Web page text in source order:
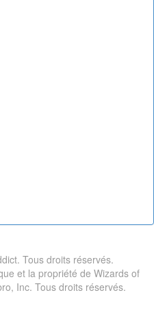
Tous droits réservés.
et la propriété de Wizards of
Inc. Tous droits réservés.